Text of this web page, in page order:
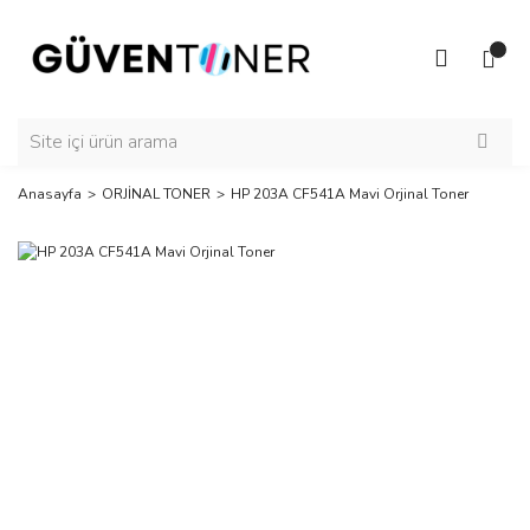
Anasayfa ORJİNAL TONER HP 203A CF541A Mavi Orjinal Toner